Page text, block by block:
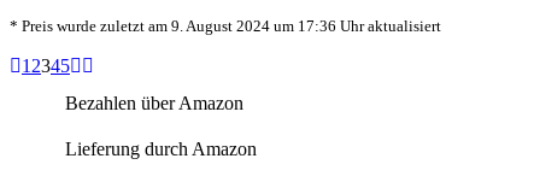
* Preis wurde zuletzt am 9. August 2024 um 17:36 Uhr aktualisiert
1 2345
Bezahlen über Amazon
Lieferung durch Amazon